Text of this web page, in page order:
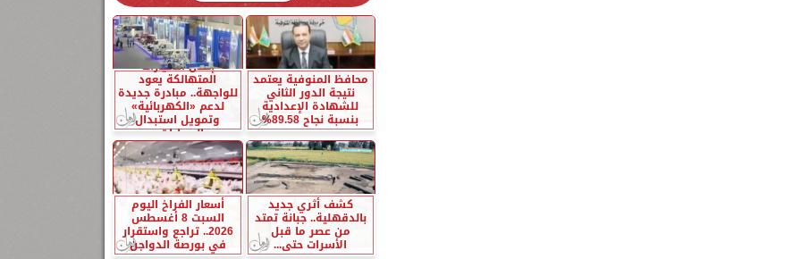
محافظ المنوفية يعتمد
نتيجة الدور الثاني
للشهادة الإعدادية
بنسبة نجاح 89.58%
إحلال السيارات
المتهالكة يعود
للواجهة.. مبادرة جديدة
لدعم «الكهربائية»
وتمويل استبدال
السيارات...
كشف أثري جديد
بالدقهلية.. جبانة تمتد
من عصر ما قبل
الأسرات حتى...
أسعار الفراخ اليوم
السبت 8 أغسطس
2026.. تراجع واستقرار
في بورصة الدواجن